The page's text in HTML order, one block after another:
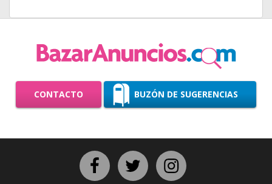
CONTACTO BUZÓN DE SUGERENCIAS
Facebook Twitter Instagram